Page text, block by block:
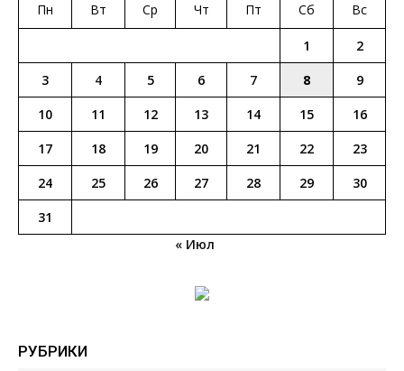
Пн Вт Ср Чт Пт Сб Вс
1
2
3
4 5 6 7 8
9
10
11 12 13 14 15
16
17
18 19 20 21 22
23
24
25 26 27 28 29
30
31
« Июл
РУБРИКИ